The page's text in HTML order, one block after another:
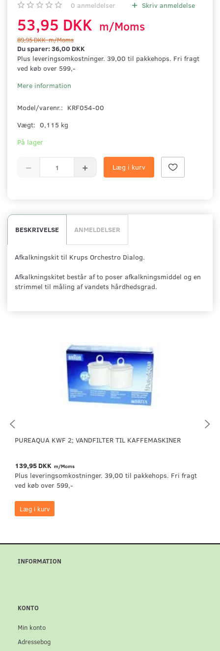
0 anmeldelser Skriv anmeldelse
53,95 DKK m/Moms
89,95 DKKm/Moms
Du sparer: 36,00 DKK
Plus leveringsomkostninger. 39,00 til pakkehops. Fri fragt
ved køb over 599,-
Mere information
Model/varenr.: KRF054-00
Vægt: 0,115 kg
På lager
Læg i kurv
BESKRIVELSE ANMELDELSER
Afkalkningskit til Krups Orchestro Dialog.
Afkalkningskitet består af to poser afkalkningsmiddel og en
strimmel til måling af vandets hårdhedsgrad.
PUREAQUA KWF 2; VANDFILTER TIL KAFFEMASKINER
139,95 DKK m/Moms
Plus leveringsomkostninger. 39,00 til pakkehops. Fri fragt
ved køb over 599,-
Læg i kurv
INFORMATION
KONTO
Min konto
Adressebog